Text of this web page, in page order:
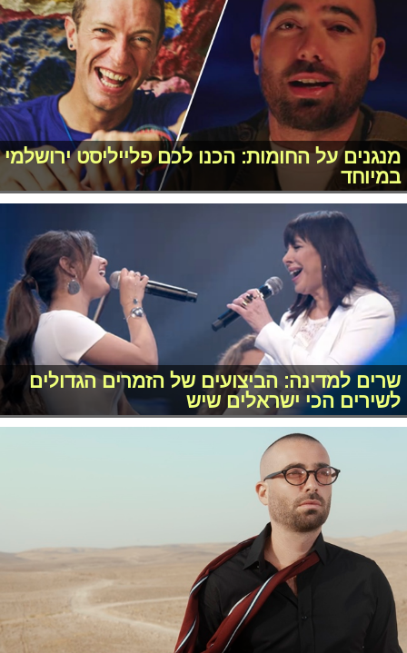
מנגנים על החומות: הכנו לכם פלייליסט ירושלמי
במיוחד
שרים למדינה: הביצועים של הזמרים הגדולים
לשירים הכי ישראלים שיש